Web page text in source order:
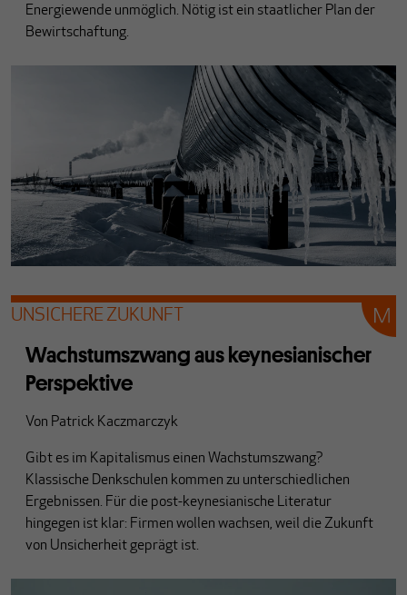
Energiewende unmöglich. Nötig ist ein staatlicher Plan der
Bewirtschaftung.
UNSICHERE ZUKUNFT
Wachstumszwang aus keynesianischer
Perspektive
Von Patrick Kaczmarczyk
Gibt es im Kapitalismus einen Wachstumszwang?
Klassische Denkschulen kommen zu unterschiedlichen
Ergebnissen. Für die post-keynesianische Literatur
hingegen ist klar: Firmen wollen wachsen, weil die Zukunft
von Unsicherheit geprägt ist.